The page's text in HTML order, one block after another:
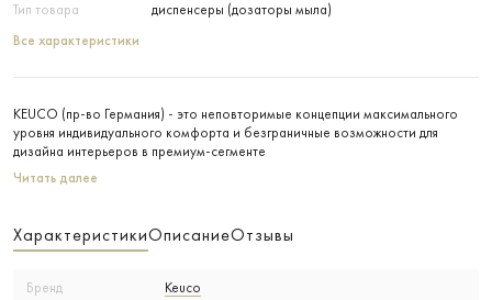
Тип товара
диспенсеры (дозаторы мыла)
Все характеристики
KEUCO (пр-во Германия) - это неповторимые концепции максимального
уровня индивидуального комфорта и безграничные возможности для
дизайна интерьеров в премиум-сегменте
Читать далее
ХарактеристикиОписаниеОтзывы
Бренд Keuco